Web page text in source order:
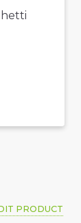
PRODUCT